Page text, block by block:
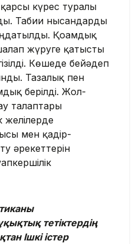
қарсы күрес туралы
Табиғи нысандарды
Қоғамдық
жүруге қатысты
Көшеде бейәдеп
Тазалық пен
берілді. Жол-
талаптары
желілерде
мен қадір-
әрекеттерін
тетіктердің
Ішкі істер